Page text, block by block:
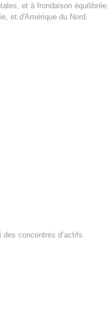
et à frondaison équilibrée.
et d'Amérique du Nord.
concentrés d’actifs.